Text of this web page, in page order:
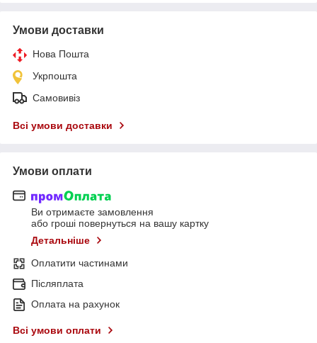
Умови доставки
Нова Пошта
Укрпошта
Самовивіз
Всі умови доставки
Умови оплати
Ви отримаєте замовлення
або гроші повернуться на вашу картку
Детальніше
Оплатити частинами
Післяплата
Оплата на рахунок
Всі умови оплати